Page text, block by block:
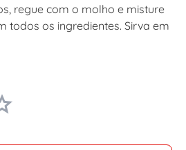
regue com o molho e misture
todos os ingredientes. Sirva em